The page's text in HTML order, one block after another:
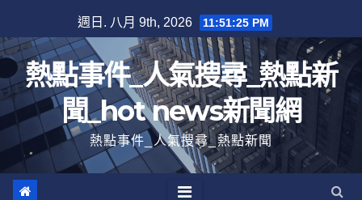
至
內
容
週日. 八月 9th, 2026 11:51:25 PM
熱點事件_人氣搜尋_熱點新
聞_hot news新聞網
熱點事件_人氣搜尋_熱點新聞